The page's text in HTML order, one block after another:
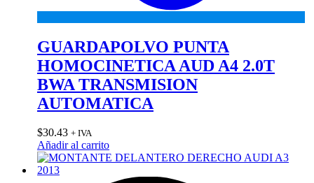
GUARDAPOLVO PUNTA
HOMOCINETICA AUD A4 2.0T
BWA TRANSMISION
AUTOMATICA
$30.43 + IVA
Añadir al carrito